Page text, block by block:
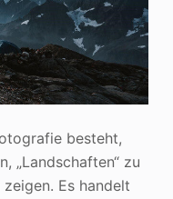
besteht,
„Landschaften“ zu
Es handelt